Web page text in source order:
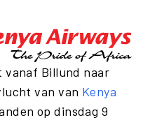
vanaf Billund naar
van van Kenya
op dinsdag 9